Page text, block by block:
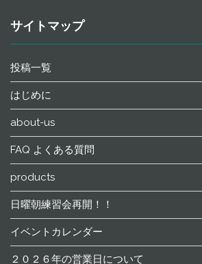
サイトマップ
投稿一覧
はじめに
about-us
FAQ よくある質問
products
日曜朝練習会再開！！
イベントカレンダー
２０２６年の営業日について